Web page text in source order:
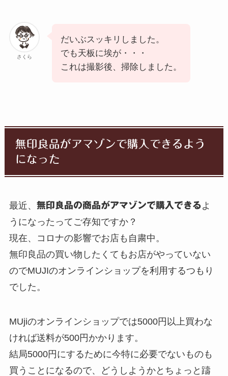
さくら
だいぶスッキリしました。
でも天板に埃が・・・
これは撮影後、掃除しました。
無印良品がアマゾンで購入できるよう
になった
最近、 無印良品の商品がアマゾンで購入できるよ
うになったってご存知ですか？
現在、コロナの影響でお店も自粛中。
無印良品の買い物したくてもお店がやっていない
のでMUJIのオンラインショップを利用するつもり
でした。
MUjiのオンラインショップでは5000円以上買わな
ければ送料が500円かかります。
結局5000円にするために今特に必要でないものも
買うことになるので、どうしようかとちょっと躊